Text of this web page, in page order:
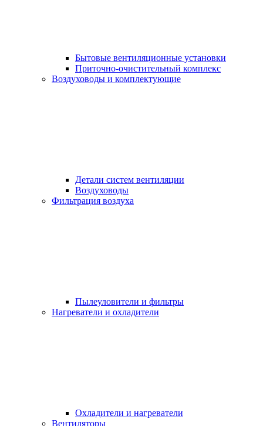
Бытовые вентиляционные установки
Приточно-очистительный комплекс
Воздуховоды и комплектующие
Детали систем вентиляции
Воздуховоды
Фильтрация воздуха
Пылеуловители и фильтры
Нагреватели и охладители
Охладители и нагреватели
Вентиляторы